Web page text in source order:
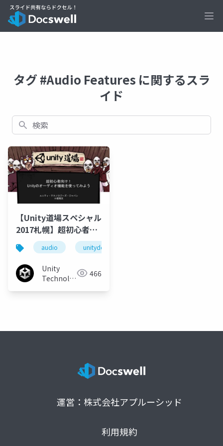
タグ #Audio Features に関するスラ
イド
検索
【Unity道場スペシャル
2017札幌】超初心者向
け！Unityのオーディオ
機能を使ってみよう
audio unitydojo
Unity
Technologies 466
運営：株式会社アプルーシッド
利用規約